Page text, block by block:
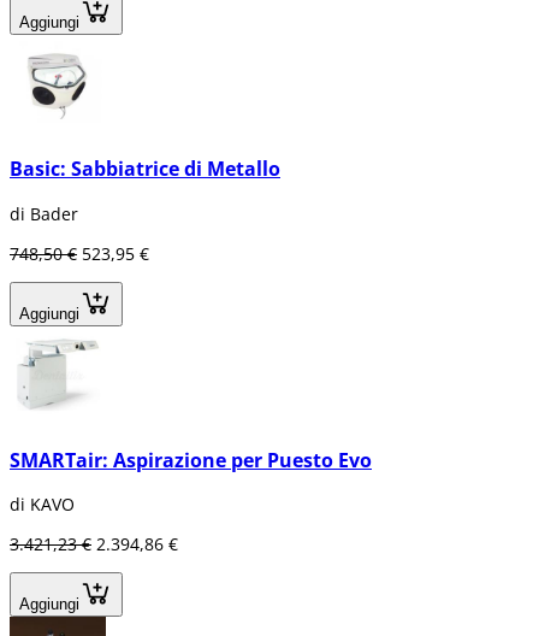
Aggiungi
Basic: Sabbiatrice di Metallo
di Bader
748,50 € 523,95 €
Aggiungi
SMARTair: Aspirazione per Puesto Evo
di KAVO
3.421,23 € 2.394,86 €
Aggiungi